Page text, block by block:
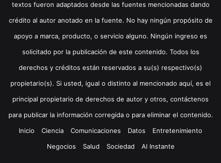
textos fueron adaptados desde las fuentes mencionadas dando
crédito al autor anotado en la fuente. No hay ningún propósito de
apoyo a marca, producto, o servicio alguno. Ningún ingreso es
solicitado por la publicación de este contenido. Todos los
derechos y créditos están reservados a su(s) respectivo(s)
propietario(s). Si usted, igual o distinto al mencionado aquí, es el
principal propietario de derechos de autor y otros, contáctenos
para publicar la información corregida o para eliminar el contenido.
Inicio
Ciencia Comunicaciones Datos
Entretenimiento
Negocios
Salud Sociedad Al Instante